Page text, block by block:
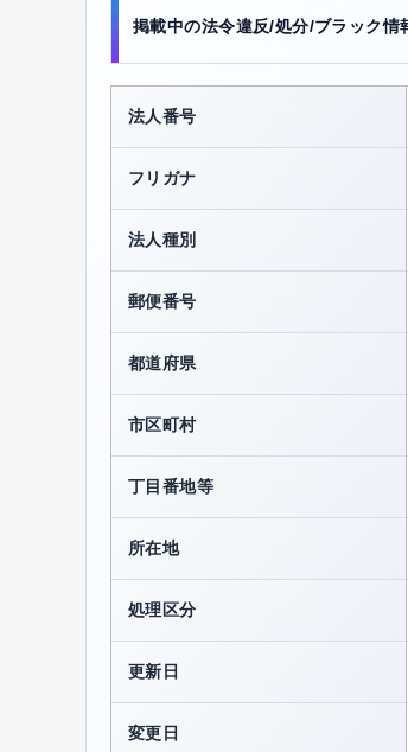
掲載中の法令違反/処分/ブラック情
法人番号
フリガナ
法人種別
郵便番号
都道府県
市区町村
丁目番地等
所在地
処理区分
更新日
変更日